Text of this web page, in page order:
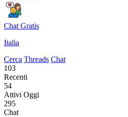
Chat Gratis
Italia
Cerca Threads Chat
103
Recenti
54
Attivi Oggi
295
Chat